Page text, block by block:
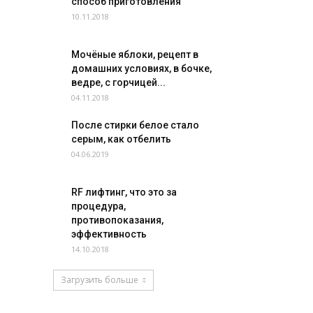
10.11.2018
Мочёные яблоки, рецепт в
домашних условиях, в бочке,
ведре, с горчицей...
04.11.2018
После стирки белое стало
серым, как отбелить
04.06.2019
RF лифтинг, что это за
процедура,
противопоказания,
эффективность
14.10.2018
Загрузить больше